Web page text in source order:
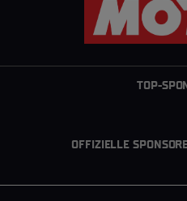
TOP-
OFFIZIELLE